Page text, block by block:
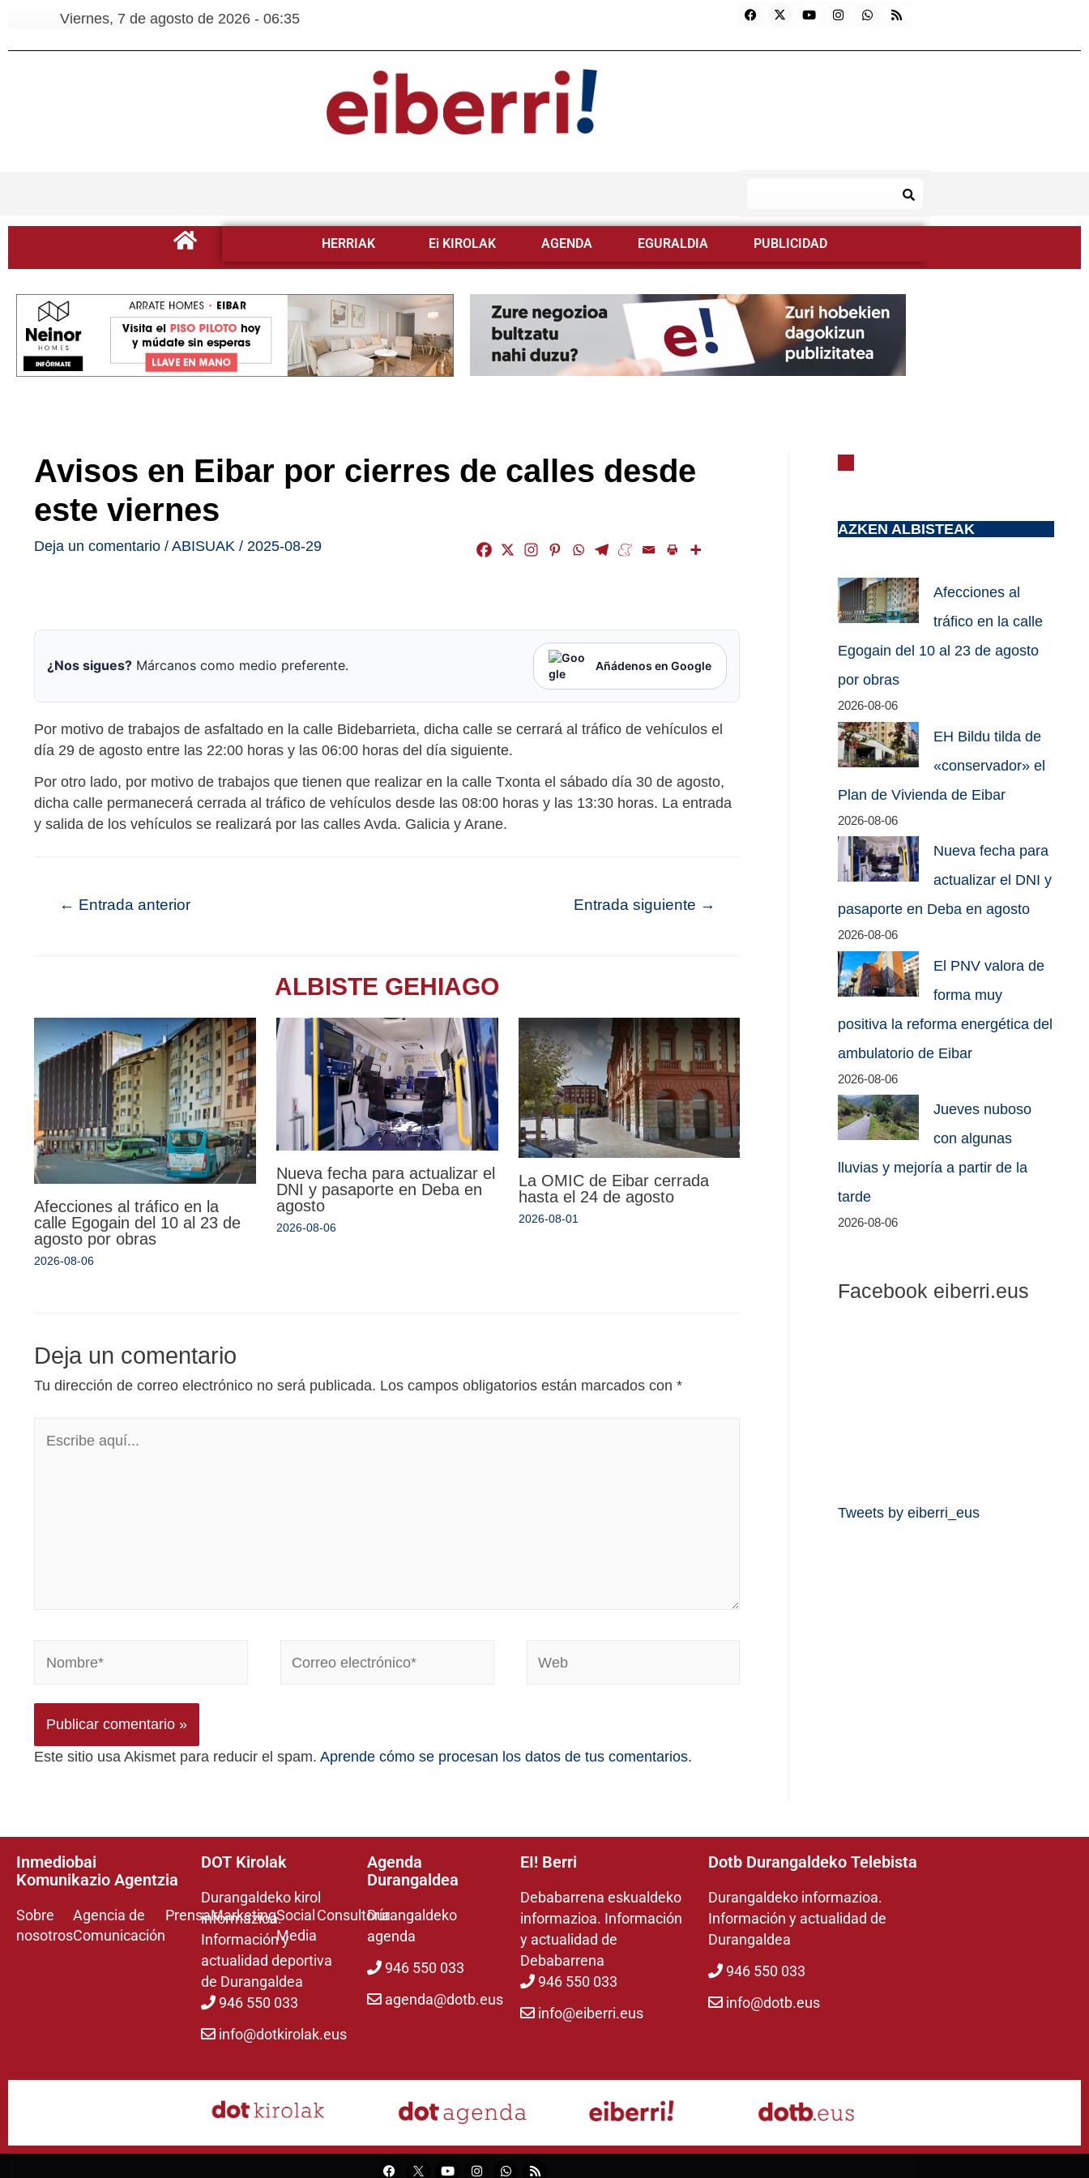
Viernes, 7 de agosto de 2026 - 06:35
HERRIAK Ei KIROLAK AGENDA EGURALDIA PUBLICIDAD
Avisos en Eibar por cierres de calles desde
este viernes
Deja un comentario / ABISUAK / 2025-08-29
¿Nos sigues? Márcanos como medio preferente. Añádenos en Google
Por motivo de trabajos de asfaltado en la calle Bidebarrieta, dicha calle se cerrará al tráfico de vehículos el
día 29 de agosto entre las 22:00 horas y las 06:00 horas del día siguiente.
Por otro lado, por motivo de trabajos que tienen que realizar en la calle Txonta el sábado día 30 de agosto,
dicha calle permanecerá cerrada al tráfico de vehículos desde las 08:00 horas y las 13:30 horas. La entrada
y salida de los vehículos se realizará por las calles Avda. Galicia y Arane.
← Entrada anterior Entrada siguiente →
ALBISTE GEHIAGO
Afecciones al tráfico en la
calle Egogain del 10 al 23 de
agosto por obras
2026-08-06
Nueva fecha para actualizar el
DNI y pasaporte en Deba en
agosto
2026-08-06
La OMIC de Eibar cerrada
hasta el 24 de agosto
2026-08-01
Deja un comentario
Tu dirección de correo electrónico no será publicada. Los campos obligatorios están marcados con *
Este sitio usa Akismet para reducir el spam. Aprende cómo se procesan los datos de tus comentarios.
AZKEN ALBISTEAK
Afecciones al
tráfico en la calle
Egogain del 10 al 23 de agosto
por obras
2026-08-06
EH Bildu tilda de
«conservador» el
Plan de Vivienda de Eibar
2026-08-06
Nueva fecha para
actualizar el DNI y
pasaporte en Deba en agosto
2026-08-06
El PNV valora de
forma muy
positiva la reforma energética del
ambulatorio de Eibar
2026-08-06
Jueves nuboso
con algunas
lluvias y mejoría a partir de la
tarde
2026-08-06
Facebook eiberri.eus
Tweets by eiberri_eus
Inmediobai
Komunikazio Agentzia
Sobre
nosotros
Agencia de
Comunicación
PrensaMarketingSocial
Media
Consultoría
DOT Kirolak
Durangaldeko kirol
informazioa.
Información y
actualidad deportiva
de Durangaldea
946 550 033
info@dotkirolak.eus
Agenda
Durangaldea
Durangaldeko
agenda
946 550 033
agenda@dotb.eus
EI! Berri
Debabarrena eskualdeko
informazioa. Información
y actualidad de
Debabarrena
946 550 033
info@eiberri.eus
Dotb Durangaldeko Telebista
Durangaldeko informazioa.
Información y actualidad de
Durangaldea
946 550 033
info@dotb.eus